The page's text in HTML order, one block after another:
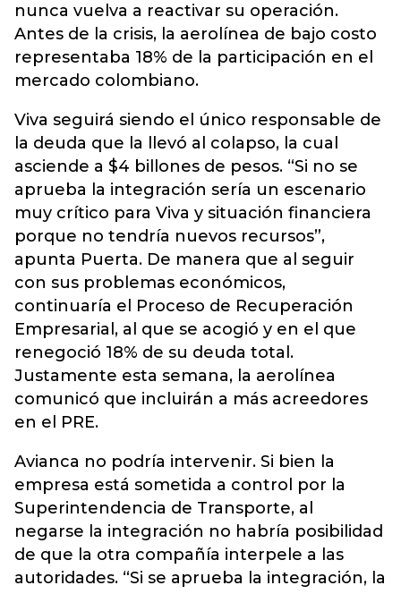
nunca vuelva a reactivar su operación.
Antes de la crisis, la aerolínea de bajo costo
representaba 18% de la participación en el
mercado colombiano.
Viva seguirá siendo el único responsable de
la deuda que la llevó al colapso, la cual
asciende a $4 billones de pesos. “Si no se
aprueba la integración sería un escenario
muy crítico para Viva y situación financiera
porque no tendría nuevos recursos”,
apunta Puerta. De manera que al seguir
con sus problemas económicos,
continuaría el Proceso de Recuperación
Empresarial, al que se acogió y en el que
renegoció 18% de su deuda total.
Justamente esta semana, la aerolínea
comunicó que incluirán a más acreedores
en el PRE.
Avianca no podría intervenir. Si bien la
empresa está sometida a control por la
Superintendencia de Transporte, al
negarse la integración no habría posibilidad
de que la otra compañía interpele a las
autoridades. “Si se aprueba la integración, la